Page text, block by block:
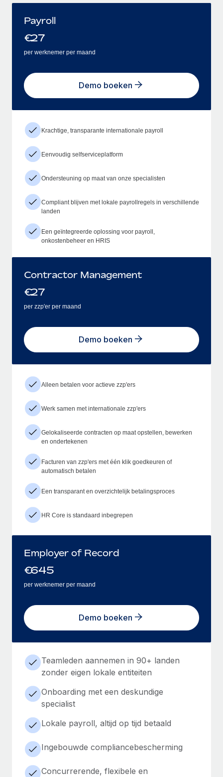
Payroll
€27
per werknemer per maand
Demo boeken
Krachtige, transparante internationale payroll
Eenvoudig selfserviceplatform
Ondersteuning op maat van onze specialisten
Compliant blijven met lokale payrollregels in verschillende
landen
Een geïntegreerde oplossing voor payroll,
onkostenbeheer en HRIS
Contractor Management
€27
per zzp'er per maand
Demo boeken
Alleen betalen voor actieve zzp'ers
Werk samen met internationale zzp'ers
Gelokaliseerde contracten op maat opstellen, bewerken
en ondertekenen
Facturen van zzp'ers met één klik goedkeuren of
automatisch betalen
Een transparant en overzichtelijk betalingsproces
HR Core is standaard inbegrepen
Employer of Record
€645
per werknemer per maand
Demo boeken
Teamleden aannemen in 90+ landen
zonder eigen lokale entiteiten
Onboarding met een deskundige
specialist
Lokale payroll, altijd op tijd betaald
Ingebouwde compliancebescherming
Concurrerende, flexibele en